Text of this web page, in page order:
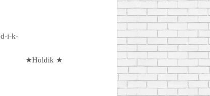
i-k-
★Holdik ★